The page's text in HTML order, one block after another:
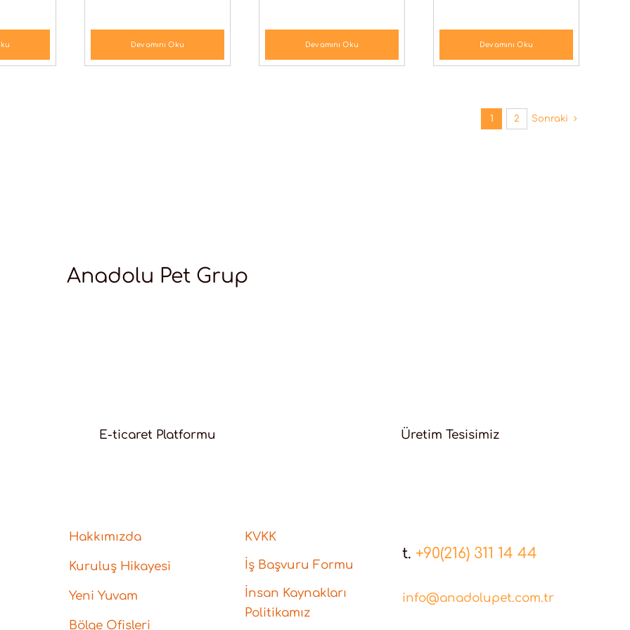
Devamını Oku Devamını Oku Devamını Oku
1 2 Sonraki
Anadolu Pet Grup
E-ticaret Platformu Üretim Tesisimiz
Hakkımızda
Kuruluş Hikayesi
Yeni Yuvam
Bölge Ofisleri
KVKK
İş Başvuru Formu
İnsan Kaynakları
Politikamız
t. +90(216) 311 14 44
info@anadolupet.com.tr